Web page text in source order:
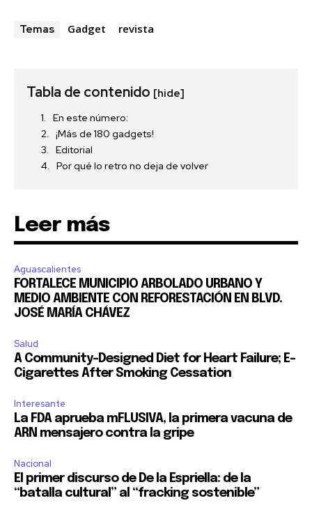
Temas Gadget revista
Tabla de contenido [hide]
En este número:
¡Más de 180 gadgets!
Editorial
Por qué lo retro no deja de volver
Leer más
Aguascalientes
FORTALECE MUNICIPIO ARBOLADO URBANO Y
MEDIO AMBIENTE CON REFORESTACIÓN EN BLVD.
JOSÉ MARÍA CHÁVEZ
Salud
A Community-Designed Diet for Heart Failure; E-
Cigarettes After Smoking Cessation
Interesante
La FDA aprueba mFLUSIVA, la primera vacuna de
ARN mensajero contra la gripe
Nacional
El primer discurso de De la Espriella: de la
“batalla cultural” al “fracking sostenible”